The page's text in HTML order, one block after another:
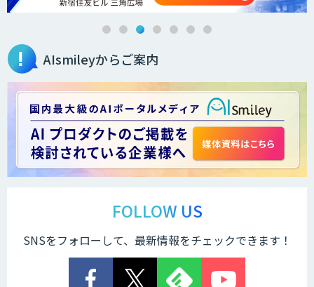
AIsmileyからご案内
FOLLOW US
SNSをフォローして、最新情報をチェックできます！